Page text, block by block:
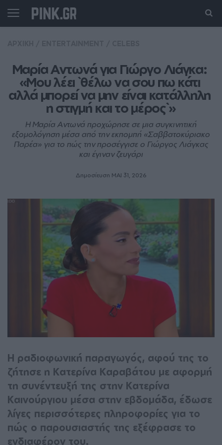
Μαρία Αντωνά για Γιώργο Λιάγκα:
«Μου λέει `θέλω να σου πω κάτι
αλλά μπορεί να μην είναι κατάλληλη
η στιγμή και το μέρος`»
Η Μαρία Αντωνά προχώρησε σε μια συγκινητική
εξομολόγηση μέσα από την εκπομπή «Σαββατοκύριακο
Παρέα» για το πώς την προσέγγισε ο Γιώργος Λιάγκας
και έγιναν ζευγάρι
Δημοσίευση ΜΑΙ 31, 2026
Η ραδιοφωνική παραγωγός, αφού της το
ζήτησε η Κατερίνα Καραβάτου με αφορμή
τη συνέντευξή της στην Κατερίνα
Καινούργιου μέσα στην εβδομάδα, έδωσε
λίγες περισσότερες πληροφορίες για το
πώς ο παρουσιαστής της εξέφρασε το
ενδιαφέρον του.